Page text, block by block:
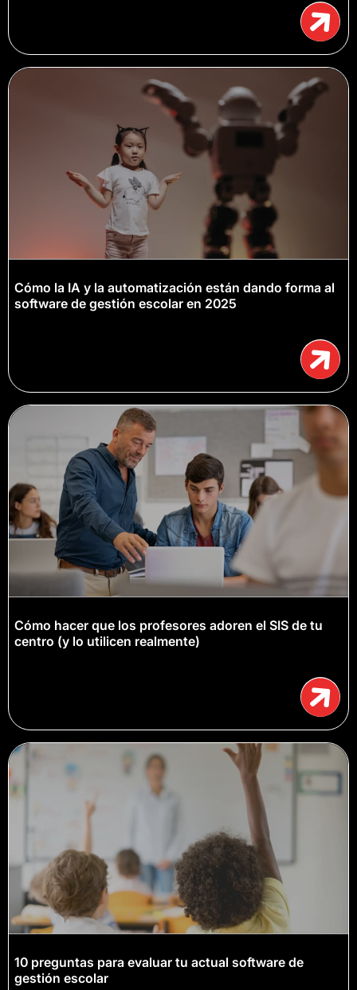
Cómo la IA y la automatización están dando forma al
software de gestión escolar en 2025
Cómo hacer que los profesores adoren el SIS de tu
centro (y lo utilicen realmente)
10 preguntas para evaluar tu actual software de
gestión escolar